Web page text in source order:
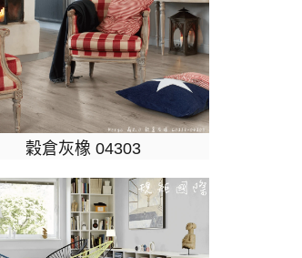
穀倉灰橡 04303